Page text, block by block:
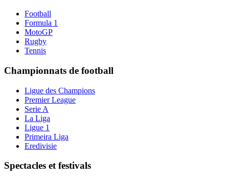
Football
Formula 1
MotoGP
Rugby
Tennis
Championnats de football
Ligue des Champions
Premier League
Serie A
La Liga
Ligue 1
Primeira Liga
Eredivisie
Spectacles et festivals